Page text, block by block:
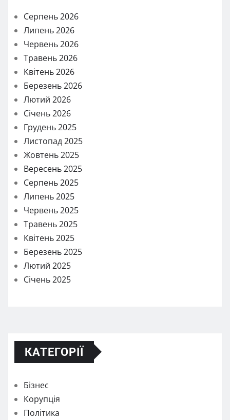
Серпень 2026
Липень 2026
Червень 2026
Травень 2026
Квітень 2026
Березень 2026
Лютий 2026
Січень 2026
Грудень 2025
Листопад 2025
Жовтень 2025
Вересень 2025
Серпень 2025
Липень 2025
Червень 2025
Травень 2025
Квітень 2025
Березень 2025
Лютий 2025
Січень 2025
КАТЕГОРІЇ
Бізнес
Корупція
Політика